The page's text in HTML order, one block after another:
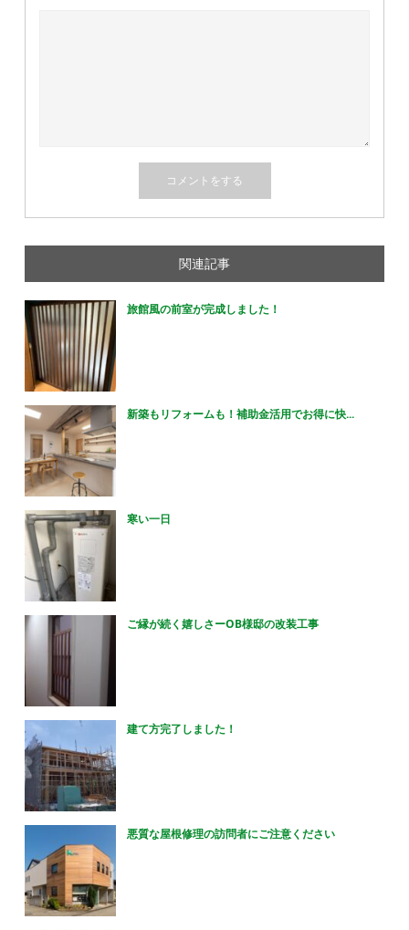
関連記事
旅館風の前室が完成しました！
新築もリフォームも！補助金活用でお得に快...
寒い一日
ご縁が続く嬉しさーOB様邸の改装工事
建て方完了しました！
悪質な屋根修理の訪問者にご注意ください